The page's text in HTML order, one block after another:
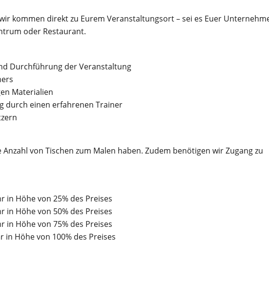
kommen direkt zu Eurem Veranstaltungsort – sei es Euer
oder Restaurant.
Durchführung der Veranstaltung
Materialien
durch einen erfahrenen Trainer
von Tischen zum Malen haben. Zudem benötigen wir Zugang zu
in Höhe von 25% des Preises
in Höhe von 50% des Preises
in Höhe von 75% des Preises
in Höhe von 100% des Preises